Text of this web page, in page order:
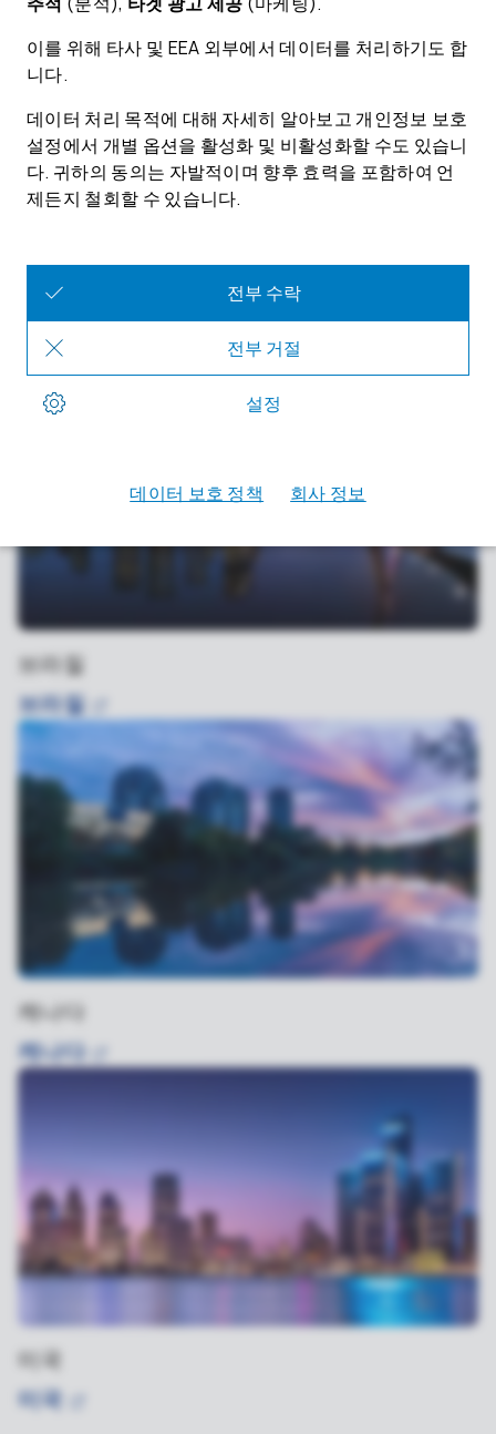
벨기에
벨기에
미주
브라질
브라질
캐나다
캐나다
미국
미국